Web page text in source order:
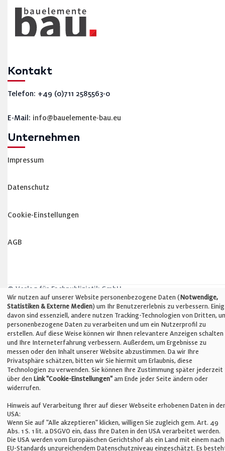
Kontakt
Telefon: +49 (0)711 2585563-0
E-Mail: info@bauelemente-bau.eu
Unternehmen
Impressum
Datenschutz
Cookie-Einstellungen
AGB
© Verlag für Fachpublizistik GmbH
X
Wir nutzen auf unserer Website personenbezogene Daten (Notwendige,
Statistiken & Externe Medien) um Ihr Benutzererlebnis zu verbessern.
davon sind essenziell, andere nutzen Tracking-Technologien von Dritten,
personenbezogene Daten zu verarbeiten und um ein Nutzerprofil zu
erstellen. Auf diese Weise können wir Ihnen relevantere Anzeigen schalten
und Ihre Interneterfahrung verbessern. Außerdem, um Ergebnisse zu
messen oder den Inhalt unserer Website abzustimmen. Da wir Ihre
Privatsphäre schätzen, bitten wir Sie hiermit um Erlaubnis, diese
Technologien zu verwenden. Sie können Ihre Zustimmung später jederzeit
über den Link "Cookie-Einstellungen" am Ende jeder Seite ändern oder
widerrufen.
Hinweis auf Verarbeitung Ihrer auf dieser Webseite erhobenen Daten in
USA:
Wenn Sie auf "Alle akzeptieren" klicken, willigen Sie zugleich gem. Art. 49
Abs. 1 S. 1 lit. a DSGVO ein, dass Ihre Daten in den USA verarbeitet werden.
Die USA werden vom Europäischen Gerichtshof als ein Land mit einem nach
EU-Standards unzureichendem Datenschutzniveau eingeschätzt. Es